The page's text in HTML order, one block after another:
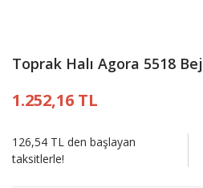
Toprak Halı Agora 5518 Bej
1.252,16 TL
126,54 TL den başlayan
taksitlerle!